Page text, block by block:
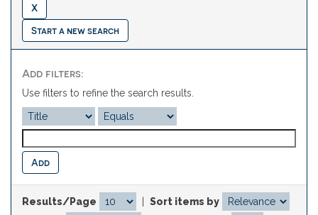
Start a new search
Add filters:
Use filters to refine the search results.
Results/Page
Sort items by